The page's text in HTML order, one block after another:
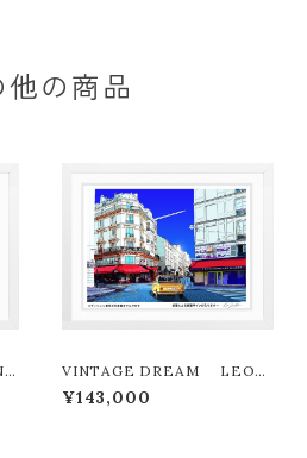
他の商品
VINTAGE DREAM LEON
TERASHIMA版画作品180作
限定
¥143,000